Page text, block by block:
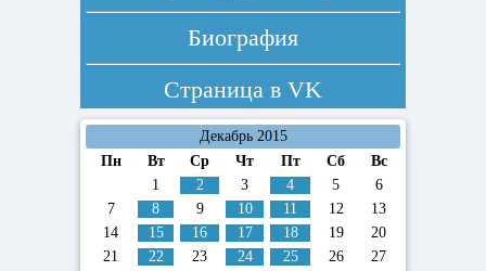
Биография
Страница в VK
Декабрь 2015
Пн
Вт Ср Чт Пт Сб
Вс
1
2 3 4 5
6
7
8 9 10 11 12
13
14
15 16 17 18 19
20
21
22 23 24 25 26 27